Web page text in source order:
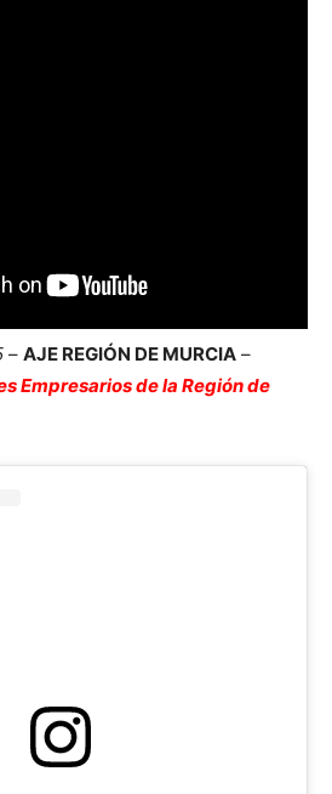
– AJE REGIÓN DE MURCIA –
Empresarios de la Región de